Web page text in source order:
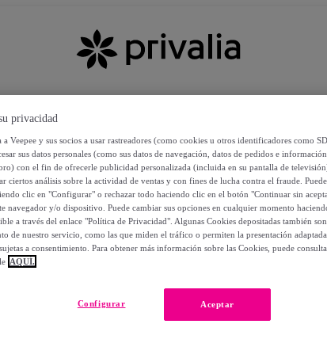
privacidad
a Veepee y sus socios a usar rastreadores (como cookies u otros identificadores como
sus datos personales (como sus datos de navegación, datos de pedidos e
con el fin de ofrecerle publicidad personalizada (incluida en su pantalla de
ciertos análisis sobre la actividad de ventas y con fines de lucha contra el fraude.
clic en "Configurar" o rechazar todo haciendo clic en el botón "Continuar sin
navegador y/o dispositivo. Puede cambiar sus opciones en cualquier momento
a través del enlace "Política de Privacidad". Algunas Cookies depositadas también son
de nuestro servicio, como las que miden el tráfico o permiten la presentación adaptada
a consentimiento. Para obtener más información sobre las Cookies, puede
AQUÍ.
Aceptar
Configurar